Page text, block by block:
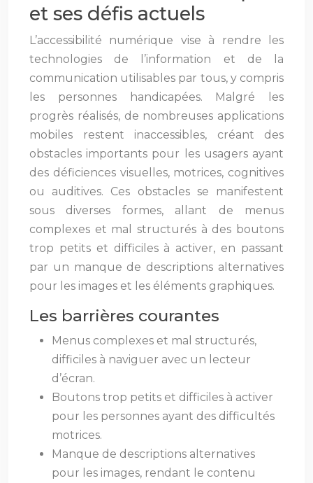
et ses défis actuels
L’accessibilité numérique vise à rendre les
technologies de l’information et de la
communication utilisables par tous, y compris
les personnes handicapées. Malgré les
progrès réalisés, de nombreuses applications
mobiles restent inaccessibles, créant des
obstacles importants pour les usagers ayant
des déficiences visuelles, motrices, cognitives
ou auditives. Ces obstacles se manifestent
sous diverses formes, allant de menus
complexes et mal structurés à des boutons
trop petits et difficiles à activer, en passant
par un manque de descriptions alternatives
pour les images et les éléments graphiques.
Les barrières courantes
Menus complexes et mal structurés,
difficiles à naviguer avec un lecteur
d’écran.
Boutons trop petits et difficiles à activer
pour les personnes ayant des difficultés
motrices.
Manque de descriptions alternatives
pour les images, rendant le contenu